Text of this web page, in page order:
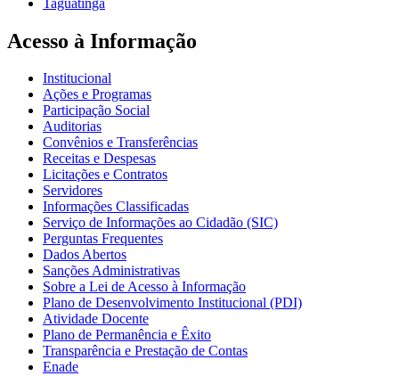
Acesso à Informação
Institucional
Ações e Programas
Participação Social
Auditorias
Convênios e Transferências
Receitas e Despesas
Licitações e Contratos
Servidores
Informações Classificadas
Serviço de Informações ao Cidadão (SIC)
Perguntas Frequentes
Dados Abertos
Sanções Administrativas
Sobre a Lei de Acesso à Informação
Plano de Desenvolvimento Institucional (PDI)
Atividade Docente
Plano de Permanência e Êxito
Transparência e Prestação de Contas
Enade